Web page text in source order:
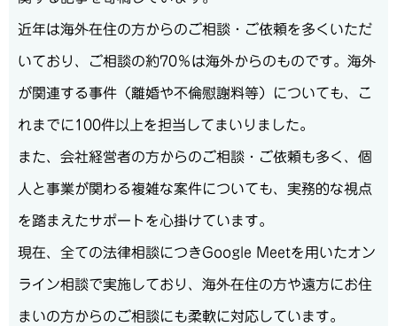
近年は海外在住の方からのご相談・ご依頼を多くいただ
いており、ご相談の約70％は海外からのものです。海外
が関連する事件（離婚や不倫慰謝料等）についても、こ
れまでに100件以上を担当してまいりました。
また、会社経営者の方からのご相談・ご依頼も多く、個
人と事業が関わる複雑な案件についても、実務的な視点
を踏まえたサポートを心掛けています。
現在、全ての法律相談につきGoogle Meetを用いたオン
ライン相談で実施しており、海外在住の方や遠方にお住
まいの方からのご相談にも柔軟に対応しています。